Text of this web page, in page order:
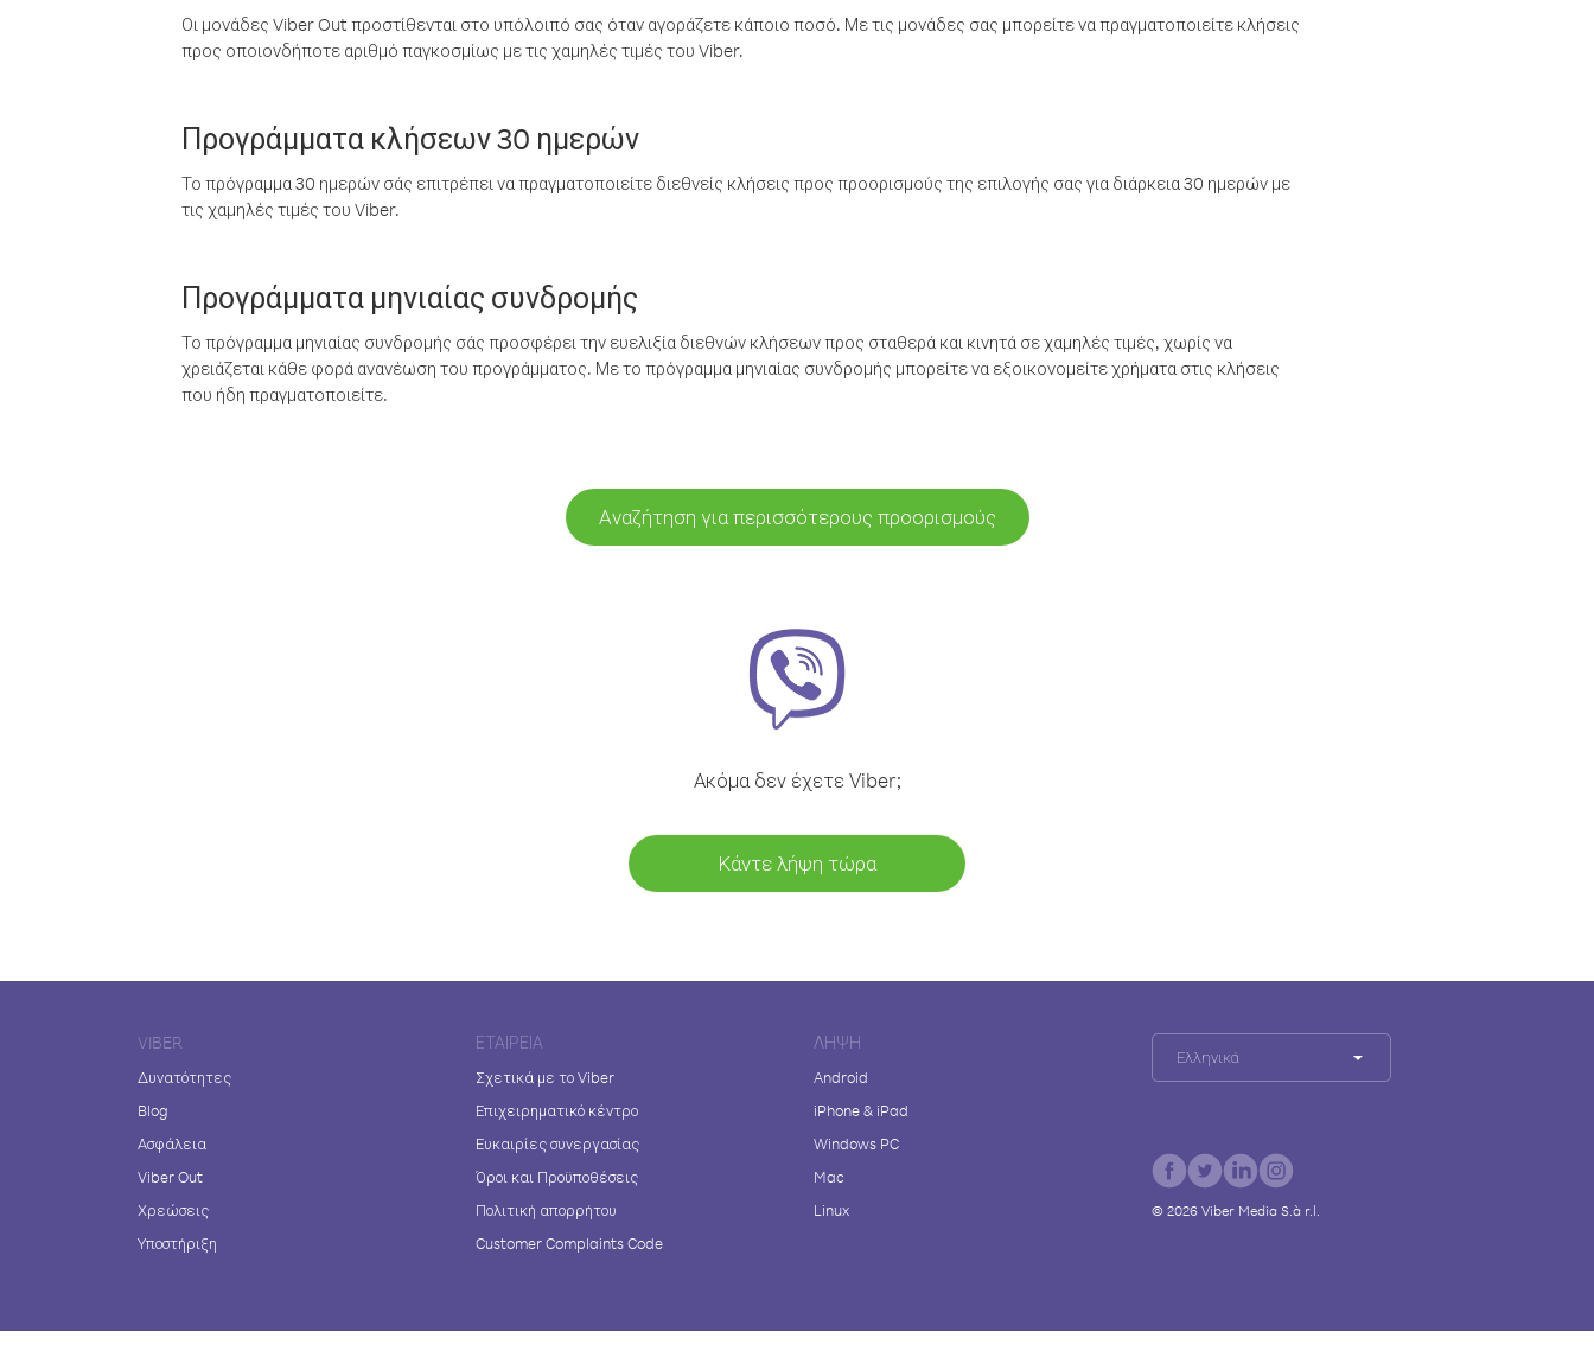
Οι μονάδες Viber Out προστίθενται στο υπόλοιπό σας όταν αγοράζετε κάποιο ποσό. Με τις μονάδες σας μπορείτε να πραγματοποιείτε κλήσεις
προς οποιονδήποτε αριθμό παγκοσμίως με τις χαμηλές τιμές του Viber.
Προγράμματα κλήσεων 30 ημερών
Το πρόγραμμα 30 ημερών σάς επιτρέπει να πραγματοποιείτε διεθνείς κλήσεις προς προορισμούς της επιλογής σας για διάρκεια 30 ημερών με
τις χαμηλές τιμές του Viber.
Προγράμματα μηνιαίας συνδρομής
Το πρόγραμμα μηνιαίας συνδρομής σάς προσφέρει την ευελιξία διεθνών κλήσεων προς σταθερά και κινητά σε χαμηλές τιμές, χωρίς να
χρειάζεται κάθε φορά ανανέωση του προγράμματος. Με το πρόγραμμα μηνιαίας συνδρομής μπορείτε να εξοικονομείτε χρήματα στις κλήσεις
που ήδη πραγματοποιείτε.
Αναζήτηση για περισσότερους προορισμούς
Ακόμα δεν έχετε Viber;
Κάντε λήψη τώρα
VIBER
Δυνατότητες
Blog
Ασφάλεια
Viber Out
Χρεώσεις
Υποστήριξη
ΕΤΑΙΡΕΊΑ
Σχετικά με το Viber
Επιχειρηματικό κέντρο
Ευκαιρίες συνεργασίας
Όροι και Προϋποθέσεις
Πολιτική απορρήτου
Customer Complaints Code
ΛΉΨΗ
Android
iPhone & iPad
Windows PC
Mac
Linux
Ελληνικά
© 2026 Viber Media S.à r.l.